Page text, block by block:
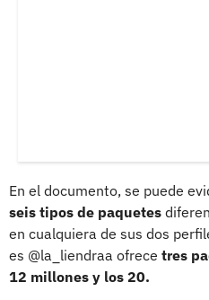
En el documento, se puede
seis tipos de paquetes
en cualquiera de sus dos
es @la_liendraa ofrece tres
12 millones y los 20.